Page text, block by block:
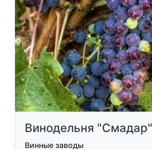
Винодельня "Смадар"
Винные заводы